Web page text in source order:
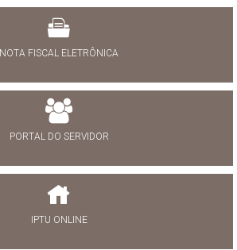
NOTA FISCAL ELETRÔNICA
PORTAL DO SERVIDOR
IPTU ONLINE